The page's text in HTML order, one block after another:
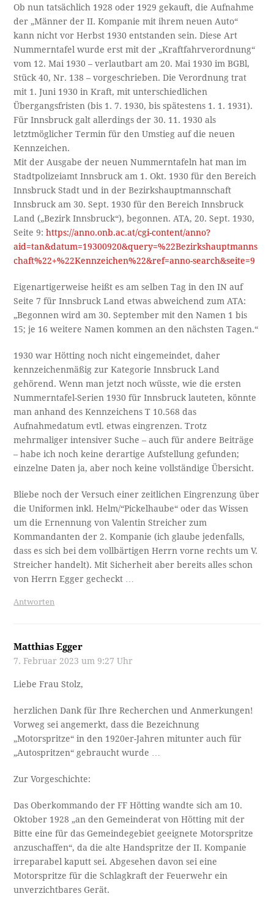
Ob nun tatsächlich 1928 oder 1929 gekauft, die Aufnahme
der „Männer der II. Kompanie mit ihrem neuen Auto“
kann nicht vor Herbst 1930 entstanden sein. Diese Art
Nummerntafel wurde erst mit der „Kraftfahrverordnung“
vom 12. Mai 1930 – verlautbart am 20. Mai 1930 im BGBl,
Stück 40, Nr. 138 – vorgeschrieben. Die Verordnung trat
mit 1. Juni 1930 in Kraft, mit unterschiedlichen
Übergangsfristen (bis 1. 7. 1930, bis spätestens 1. 1. 1931).
Für Innsbruck galt allerdings der 30. 11. 1930 als
letztmöglicher Termin für den Umstieg auf die neuen
Kennzeichen.
Mit der Ausgabe der neuen Nummerntafeln hat man im
Stadtpolizeiamt Innsbruck am 1. Okt. 1930 für den Bereich
Innsbruck Stadt und in der Bezirkshauptmannschaft
Innsbruck am 30. Sept. 1930 für den Bereich Innsbruck
Land („Bezirk Innsbruck“), begonnen. ATA, 20. Sept. 1930,
Seite 9:https://anno.onb.ac.at/cgi-content/anno?
aid=tan&datum=19300920&query=%22Bezirkshauptmanns
chaft%22+%22Kennzeichen%22&ref=anno-search&seite=9
Eigenartigerweise heißt es am selben Tag in den IN auf
Seite 7 für Innsbruck Land etwas abweichend zum ATA:
„Begonnen wird am 30. September mit den Namen 1 bis
15; je 16 weitere Namen kommen an den nächsten Tagen.“
1930 war Hötting noch nicht eingemeindet, daher
kennzeichenmäßig zur Kategorie Innsbruck Land
gehörend. Wenn man jetzt noch wüsste, wie die ersten
Nummerntafel-Serien 1930 für Innsbruck lauteten, könnte
man anhand des Kennzeichens T 10.568 das
Aufnahmedatum evtl. etwas eingrenzen. Trotz
mehrmaliger intensiver Suche – auch für andere Beiträge
– habe ich noch keine derartige Aufstellung gefunden;
einzelne Daten ja, aber noch keine vollständige Übersicht.
Bliebe noch der Versuch einer zeitlichen Eingrenzung über
die Uniformen inkl. Helm/“Pickelhaube“ oder das Wissen
um die Ernennung von Valentin Streicher zum
Kommandanten der 2. Kompanie (ich glaube jedenfalls,
dass es sich bei dem vollbärtigen Herrn vorne rechts um V.
Streicher handelt). Mit Sicherheit aber bereits alles schon
von Herrn Egger gecheckt …
Antworten
Matthias Egger
7. Februar 2023 um 9:27 Uhr
Liebe Frau Stolz,
herzlichen Dank für Ihre Recherchen und Anmerkungen!
Vorweg sei angemerkt, dass die Bezeichnung
„Motorspritze“ in den 1920er-Jahren mitunter auch für
„Autospritzen“ gebraucht wurde …
Zur Vorgeschichte:
Das Oberkommando der FF Hötting wandte sich am 10.
Oktober 1928 „an den Gemeinderat von Hötting mit der
Bitte eine für das Gemeindegebiet geeignete Motorspritze
anzuschaffen“, da die alte Handspritze der II. Kompanie
irreparabel kaputt sei. Abgesehen davon sei eine
Motorspritze für die Schlagkraft der Feuerwehr ein
unverzichtbares Gerät.